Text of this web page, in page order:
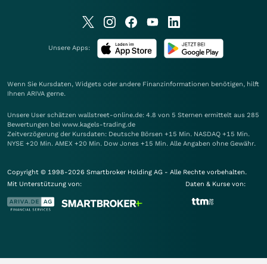
Unsere Apps:
Wenn Sie Kursdaten, Widgets oder andere Finanzinformationen benötigen, hilft
Ihnen ARIVA gerne.
Unsere User schätzen wallstreet-online.de: 4.8 von 5 Sternen ermittelt aus 285
Bewertungen bei www.kagels-trading.de
Zeitverzögerung der Kursdaten: Deutsche Börsen +15 Min. NASDAQ +15 Min.
NYSE +20 Min. AMEX +20 Min. Dow Jones +15 Min. Alle Angaben ohne Gewähr.
Copyright © 1998-2026 Smartbroker Holding AG - Alle Rechte vorbehalten.
Mit Unterstützung von:
Daten & Kurse von: